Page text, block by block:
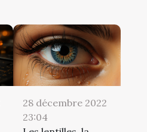
28 décembre 2022
23:04